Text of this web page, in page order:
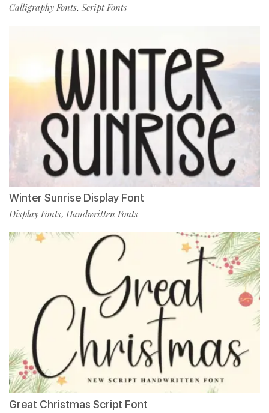
Calligraphy Fonts, Script Fonts
Winter Sunrise Display Font
Display Fonts, Handwritten Fonts
Great Christmas Script Font